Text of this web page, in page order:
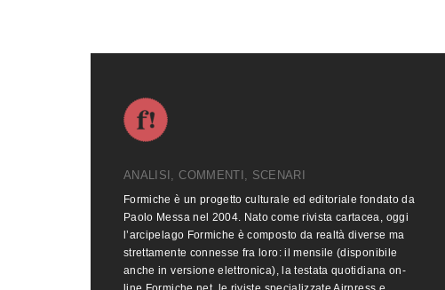
ANALISI, COMMENTI, SCENARI
Formiche è un progetto culturale ed editoriale fondato da
Paolo Messa nel 2004. Nato come rivista cartacea, oggi
l’arcipelago Formiche è composto da realtà diverse ma
strettamente connesse fra loro: il mensile (disponibile
anche in versione elettronica), la testata quotidiana on-